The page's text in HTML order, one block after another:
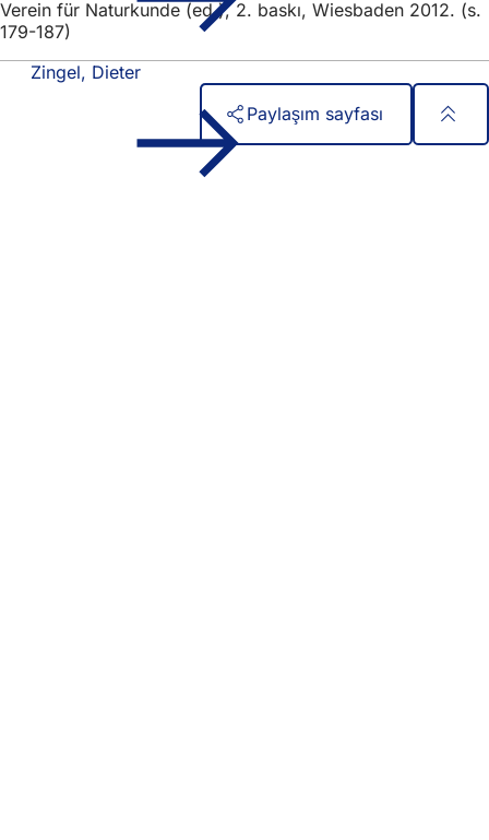
Verein für Naturkunde (ed.), 2. baskı, Wiesbaden 2012. (s.
179-187)
Zingel, Dieter
Paylaşım sayfası